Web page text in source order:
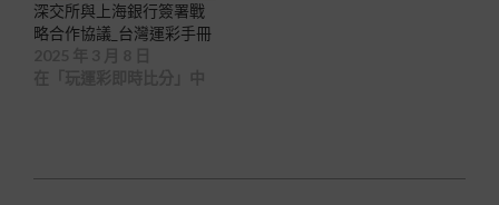
深交所與上海銀行簽署戰
略合作協議_台灣運彩手冊